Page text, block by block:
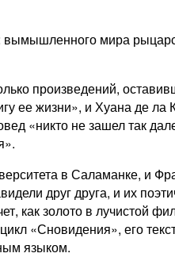
мира
произведений,
ее жизни», и Хуана де ла
«никто не зашел так
в Саламанке, и
друг друга, и их
золото в лучистой
«Сновидения», его
языком.